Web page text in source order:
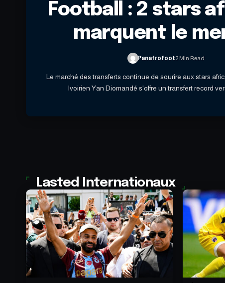
Football : 2 stars
marquent le
Panafrofoot2 Min Read
Le marché des transferts continue de sourire aux stars
Ivoirien Yan Diomandé s'offre un transfert record
Lasted Internationaux